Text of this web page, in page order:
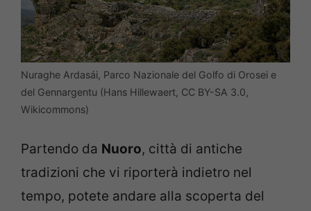
Nuraghe Ardasái, Parco Nazionale del Golfo di Orosei e
del Gennargentu (Hans Hillewaert, CC BY-SA 3.0,
Wikicommons)
Partendo da Nuoro, città di antiche
tradizioni che vi riporterà indietro nel
tempo, potete andare alla scoperta del